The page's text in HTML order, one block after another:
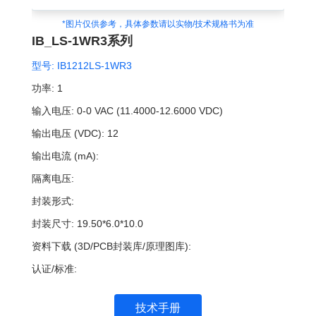
*图片仅供参考，具体参数请以实物/技术规格书为准
IB_LS-1WR3系列
型号: IB1212LS-1WR3
功率: 1
输入电压: 0-0 VAC (11.4000-12.6000 VDC)
输出电压 (VDC): 12
输出电流 (mA):
隔离电压:
封装形式:
封装尺寸: 19.50*6.0*10.0
资料下载 (3D/PCB封装库/原理图库):
认证/标准:
技术手册